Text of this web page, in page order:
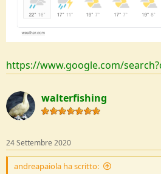
https://www.google.com/
walterfishing
24 Settembre 2020
andreapaiola ha scritto: